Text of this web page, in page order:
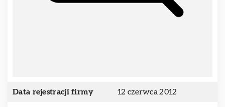
Data rejestracji firmy 12 czerwca 2012